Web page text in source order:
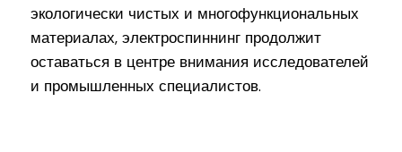
экологически чистых и многофункциональных
материалах, электроспиннинг продолжит
оставаться в центре внимания исследователей
и промышленных специалистов.